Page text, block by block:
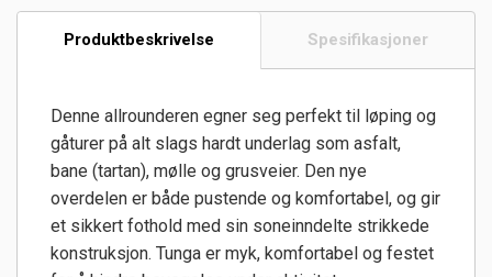
Produktbeskrivelse Spesifikasjoner
Denne allrounderen egner seg perfekt til løping og
gåturer på alt slags hardt underlag som asfalt,
bane (tartan), mølle og grusveier. Den nye
overdelen er både pustende og komfortabel, og gir
et sikkert fothold med sin soneinndelte strikkede
konstruksjon. Tunga er myk, komfortabel og festet